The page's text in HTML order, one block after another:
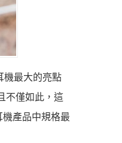
機最大的亮點
不僅如此，這
產品中規格最